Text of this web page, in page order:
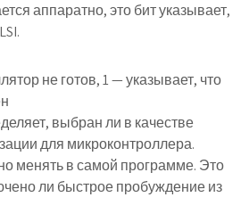
аппаратно, это бит указывает,
не готов, 1 — указывает, что
выбран ли в качестве
для микроконтроллера.
менять в самой программе. Это
ли быстрое пробуждение из